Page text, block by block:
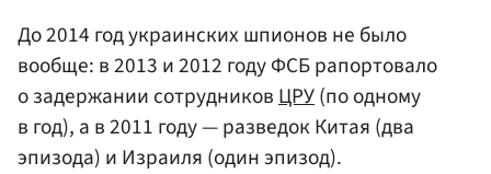
До 2014 год украинских шпионов не было
вообще: в 2013 и 2012 году ФСБ рапортовало
о задержании сотрудниковЦРУ(по одному
в год), а в 2011 году — разведок Китая (два
эпизода) и Израиля (один эпизод).